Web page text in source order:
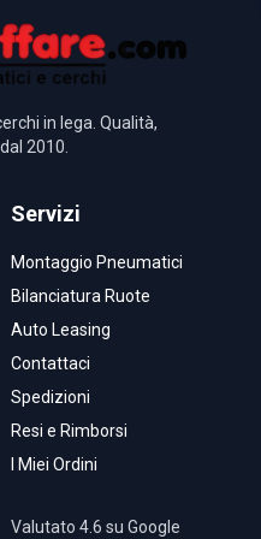
in lega. Qualità,
2010.
Servizi
Montaggio Pneumatici
Bilanciatura Ruote
Auto Leasing
Contattaci
Spedizioni
Resi e Rimborsi
I Miei Ordini
Valutato 4.6 su Google